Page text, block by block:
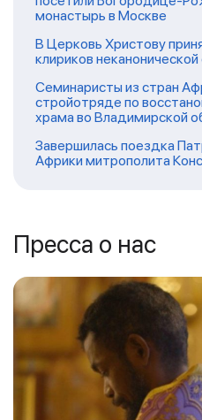
монастырь в Москве
В Церковь Христову
клириков
Семинаристы из стран
стройотряде по
храма во Владимирской
Завершилась поездка
Африки митрополита
Пресса о нас